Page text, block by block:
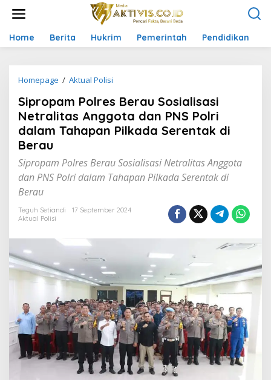
t
Home Berita Hukrim Pemerintah Pendidikan
Homepage / Aktual Polisi
p
r
o
p
P
o
e
u
S
o
s
i
a
l
i
s
a
Sipropam Polres Berau Sosialisasi
Netralitas Anggota dan PNS Polri
dalam Tahapan Pilkada Serentak di
Berau
Sipropam Polres Berau Sosialisasi Netralitas Anggota
dan PNS Polri dalam Tahapan Pilkada Serentak di
Berau
Teguh Setiandi
17 September 2024
Aktual Polisi